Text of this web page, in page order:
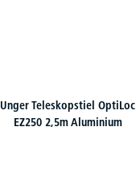
Unger Teleskopstiel OptiLoc
EZ250 2,5m Aluminium